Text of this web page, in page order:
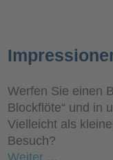
Werfen Sie einen
Blockflöte“ und in
Vielleicht als
Besuch?